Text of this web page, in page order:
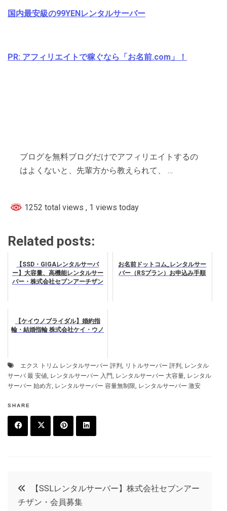
国内最安級の99YENレンタルサーバー
PR: アフィリエイトで稼ぐなら「お名前.com」！
ブログを無料ブログだけでアフィリエイトするの
はよくないと、先輩方から教えられて、 …
1252 total views , 1 views today
Related posts:
【SSD・GIGAレンタルサーバ
ー】大容量、高機能レンタルサー
バー・株式会社セブンアーチザン
お名前ドットコム_レンタルサー
バー（RSプラン）お申込み手順
【ケイウノブライダル】婚約指
輪・結婚指輪 株式会社ケイ・ウノ
エクス トリム レンタルサーバー 評判 , リトルサーバー 評判 , レンタル
サーバ 最 安値, レンタルサーバー 入門, レンタルサーバー 大容量, レンタル
サーバー 始め方, レンタルサーバー 容量無制限, レンタルサーバー 激安
SHARE
t
e
e
投
【SSLレンタルサーバー】株式会社セブンアー
チザン・会員募集